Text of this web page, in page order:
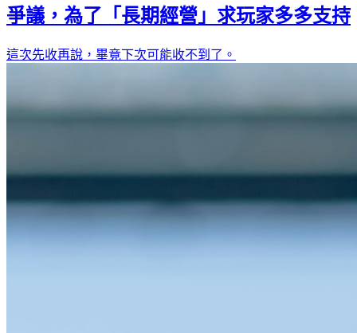
爭議，為了「長期經營」求玩家多多支持
這次先收再說，畢竟下次可能收不到了。